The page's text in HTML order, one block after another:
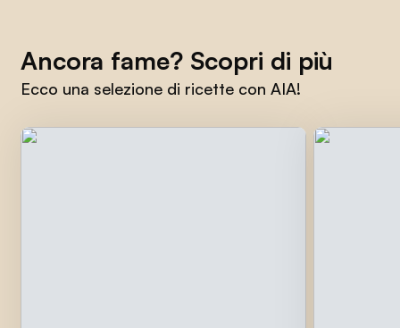
Ancora fame? Scopri di più
Ecco una selezione di ricette con AIA!